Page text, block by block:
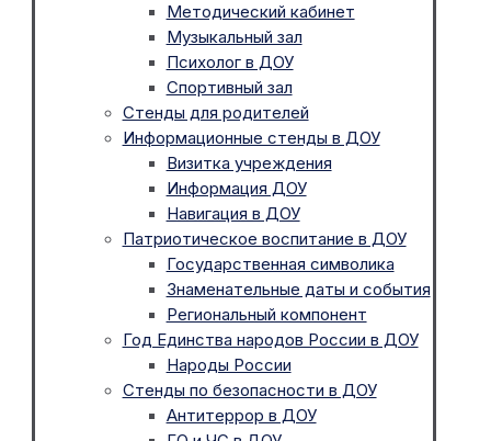
Методический кабинет
Музыкальный зал
Психолог в ДОУ
Спортивный зал
Стенды для родителей
Информационные стенды в ДОУ
Визитка учреждения
Информация ДОУ
Навигация в ДОУ
Патриотическое воспитание в ДОУ
Государственная символика
Знаменательные даты и события
Региональный компонент
Год Единства народов России в ДОУ
Народы России
Стенды по безопасности в ДОУ
Антитеррор в ДОУ